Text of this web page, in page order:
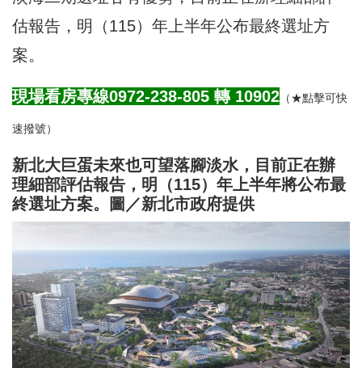
估報告，明（115）年上半年公布最終選址方
案。
現場看房專線0972-238-805 轉 10902 （★點擊可快
速撥號）
新北大巨蛋未來也可望落腳淡水，目前正在辦
理細部評估報告，明（115）年上半年將公布最
終選址方案。圖／新北市政府提供